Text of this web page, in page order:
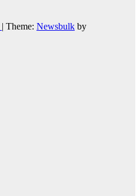
| Theme: Newsbulk by